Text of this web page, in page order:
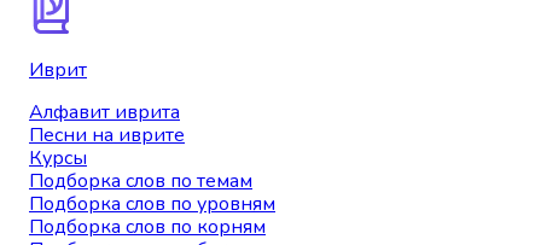
Иврит
Алфавит иврита
Песни на иврите
Курсы
Подборка слов по темам
Подборка слов по уровням
Подборка слов по корням